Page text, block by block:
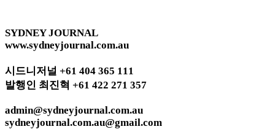
SYDNEY JOURNAL
www.sydneyjournal.com.au
시드니저널 +61 404 365 111
발행인 최진혁 +61 422 271 357
admin@sydneyjournal.com.au
sydneyjournal.com.au@gmail.com